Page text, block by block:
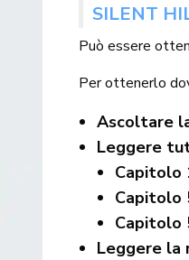
SILENT
Può essere
Per ottenerlo
Ascoltare
Leggere
Capitolo
Capitolo
Capitolo
Leggere la